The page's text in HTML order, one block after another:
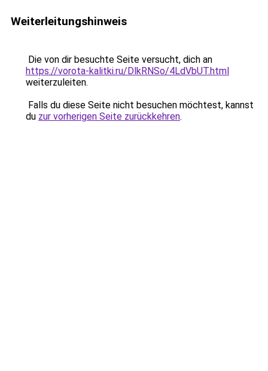
Weiterleitungshinweis
Die von dir besuchte Seite versucht, dich an
https://vorota-kalitki.ru/DlkRNSo/4LdVbUT.html
weiterzuleiten.
Falls du diese Seite nicht besuchen möchtest, kannst
du zur vorherigen Seite zurückkehren.